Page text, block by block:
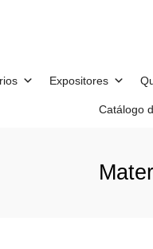
Expositores
Catálogo